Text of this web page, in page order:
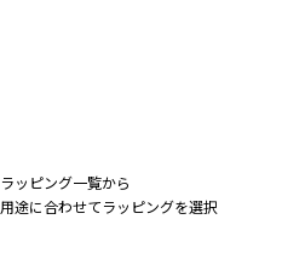
ラッピング一覧から
用途に合わせてラッピングを選択